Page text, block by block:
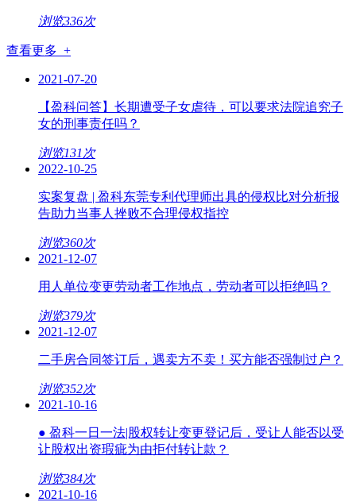
浏览336次
查看更多 +
2021-07-20
【盈科问答】长期遭受子女虐待，可以要求法院追究子
女的刑事责任吗？
浏览131次
2022-10-25
实案复盘 | 盈科东莞专利代理师出具的侵权比对分析报
告助力当事人挫败不合理侵权指控
浏览360次
2021-12-07
用人单位变更劳动者工作地点，劳动者可以拒绝吗？
浏览379次
2021-12-07
二手房合同签订后，遇卖方不卖！买方能否强制过户？
浏览352次
2021-10-16
● 盈科一日一法|股权转让变更登记后，受让人能否以受
让股权出资瑕疵为由拒付转让款？
浏览384次
2021-10-16